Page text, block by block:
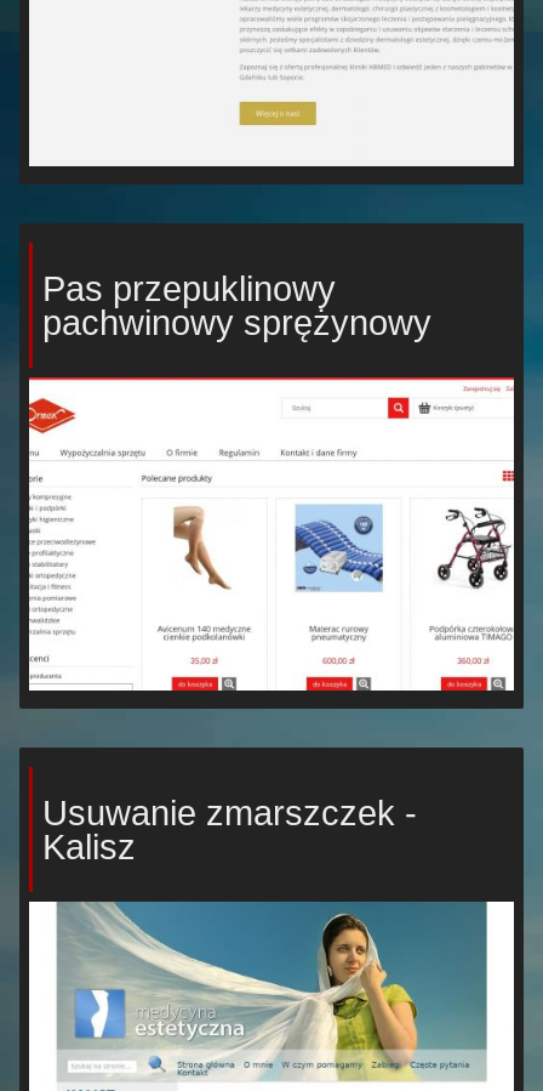
Pas przepuklinowy
pachwinowy sprężynowy
Usuwanie zmarszczek -
Kalisz